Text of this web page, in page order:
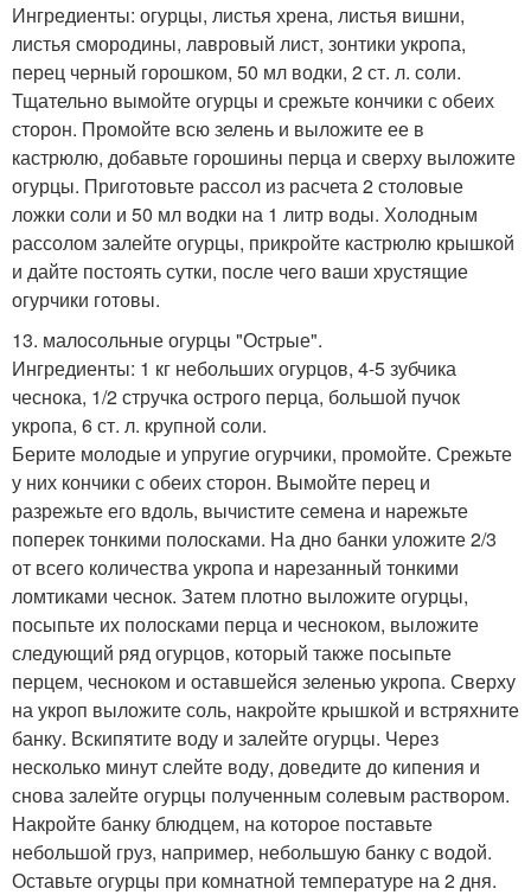
Ингредиенты: огурцы, листья хрена, листья вишни,
листья смородины, лавровый лист, зонтики укропа,
перец черный горошком, 50 мл водки, 2 ст. л. соли.
Тщательно вымойте огурцы и срежьте кончики с обеих
сторон. Промойте всю зелень и выложите ее в
кастрюлю, добавьте горошины перца и сверху выложите
огурцы. Приготовьте рассол из расчета 2 столовые
ложки соли и 50 мл водки на 1 литр воды. Холодным
рассолом залейте огурцы, прикройте кастрюлю крышкой
и дайте постоять сутки, после чего ваши хрустящие
огурчики готовы.
13. малосольные огурцы "Острые".
Ингредиенты: 1 кг небольших огурцов, 4-5 зубчика
чеснока, 1/2 стручка острого перца, большой пучок
укропа, 6 ст. л. крупной соли.
Берите молодые и упругие огурчики, промойте. Срежьте
у них кончики с обеих сторон. Вымойте перец и
разрежьте его вдоль, вычистите семена и нарежьте
поперек тонкими полосками. На дно банки уложите 2/3
от всего количества укропа и нарезанный тонкими
ломтиками чеснок. Затем плотно выложите огурцы,
посыпьте их полосками перца и чесноком, выложите
следующий ряд огурцов, который также посыпьте
перцем, чесноком и оставшейся зеленью укропа. Сверху
на укроп выложите соль, накройте крышкой и встряхните
банку. Вскипятите воду и залейте огурцы. Через
несколько минут слейте воду, доведите до кипения и
снова залейте огурцы полученным солевым раствором.
Накройте банку блюдцем, на которое поставьте
небольшой груз, например, небольшую банку с водой.
Оставьте огурцы при комнатной температуре на 2 дня.